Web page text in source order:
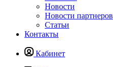
Новости
Новости партнеров
Статьи
Контакты
Кабинет